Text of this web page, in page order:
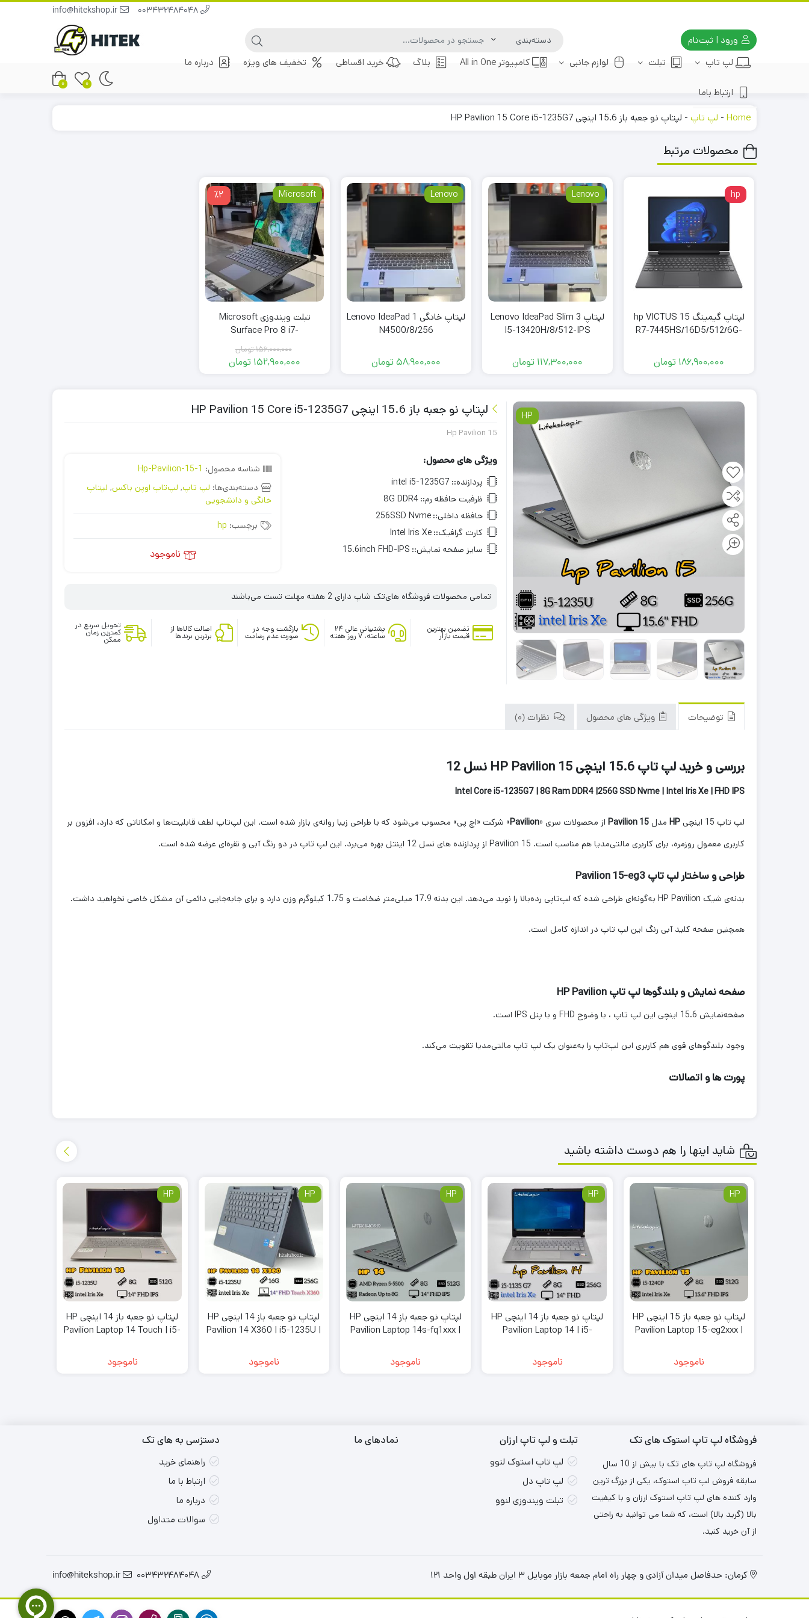
ورود | ثبت‌نام
لپ تاپ
تبلت لوازم جانبی کامپیوتر All in One بلاگ خرید اقساطی تخفیف های ویژه درباره ما
ارتباط باما
0
0
Home
- لپ تاپ - لپتاپ نو جعبه باز 15.6 اینچی HP Pavilion 15 Core i5-1235G7
محصولات مرتبط
hp
لپتاپ گیمینگ hp VICTUS 15
R7-7445HS/16D5/512/6G-
186,900,000 تومان
Lenovo
لپتاپ Lenovo IdeaPad Slim 3
I5-13420H/8/512-IPS
117,300,000 تومان
Lenovo
لپتاپ خانگی Lenovo IdeaPad 1
N4500/8/256
58,900,000تومان
٪2 Microsoft
تبلت ویندوزی Microsoft
Surface Pro 8 i7-
1185/16/256
156,000,000تومان
قیمت
152,900,000 تومان
قیمت
HP لپتاپ نو جعبه باز 15.6 اینچی HP Pavilion 15 Core i5-1235G7
Hp Pavilion 15
ویژگی های محصول:
پردازنده:: intel i5-1235G7
ظرفیت حافظه رم:: 8G DDR4
حافظه داخلی:: 256SSD Nvme
کارت گرافیک:: Intel Iris Xe
سایز صفحه نمایش:: 15.6inch FHD-IPS
شناسه محصول: Hp-Pavilion-15-1
دسته‌بندی‌ها: لپ تاپ, لپ‌تاپ اوپن باکس, لپتاپ
خانگی و دانشجویی
برچسب: hp
ناموجود
تمامی محصولات فروشگاه های‌تک شاپ دارای 2 هفته مهلت تست می‌باشند
تضمین بهترین
قیمت بازار
پشتیبانی عالی ۲۴
ساعته، ۷ روز هفته
بازگشت وجه در
صورت عدم رضایت
اصالت کالاها از
برترین برندها
تحویل سریع در
کمترین زمان
ممکن
توضیحات ویژگی های محصول نظرات (0)
بررسی و خرید لپ تاپ 15.6 اینچی HP Pavilion 15 نسل 12
Intel Core i5-1235G7 | 8G Ram DDR4 |256G SSD Nvme | Intel Iris Xe | FHD IPS
لپ تاپ 15 اینچی HP مدل Pavilion 15 از محصولات سری «Pavilion» شرکت «اچ پی» محسوب می‌شود که با طراحی زیبا روانه‌ی بازار شده است. این لپ‌تاپ لطف قابلیت‌ها و امکاناتی که دارد، افزون بر
کاربری معمول روزمره، برای کاربری مالتی‌مدیا هم مناسب است. Pavilion 15 از پردازنده های نسل 12 اینتل بهره می‌برد. این لپ تاپ در دو رنگ آبی و نقره‌ای عرضه شده است.
طراحی و ساختار لپ تاپ Pavilion 15-eg3
بدنه‌ی شیک HP Pavilion به‌گونه‌ای طراحی شده که لپ‌تاپی رده‌بالا را نوید می‌دهد. این بدنه 17.9 میلی‌متر ضخامت و 1.75 کیلوگرم وزن دارد و برای جابه‌جایی دائمی آن مشکل خاصی نخواهید داشت.
همچنین صفحه کلید آبی رنگ این لپ تاپ در اندازه کامل است.
صفحه نمایش و بلندگوها لپ تاپ HP Pavilion
صفحه‌نمایش 15.6 اینچی این لپ تاپ ، با وضوح FHD و با پنل IPS است.
وجود بلندگوهای قوی هم کاربری این لپ‌تاپ را به‌عنوان یک لپ تاپ مالتی‌مدیا تقویت می‌کند.
پورت ها و اتصالات
شاید اینها را هم دوست داشته باشید
HP
لپتاپ نو جعبه باز 15 اینچی HP
Pavilion Laptop 15-eg2xxx |
Intel Iris Xe | FHD
ناموجود
HP
لپتاپ نو جعبه باز 14 اینچی HP
Pavilion Laptop 14 | i5-
Xe | FHD
ناموجود
HP
لپتاپ نو جعبه باز 14 اینچی HP
Pavilion Laptop 14s-fq1xxx |
Radeon | FHD
ناموجود
HP
لپتاپ نو جعبه باز 14 اینچی HP
Pavilion 14 X360 | i5-1235U |
ناموجود
HP
لپتاپ نو جعبه باز 14 اینچی HP
Pavilion Laptop 14 Touch | i5-
Xe | FHD
ناموجود
فروشگاه لپ تاپ استوک های تک
فروشگاه لپ تاپ های تک با بیش از 10 سال
سابقه فروش لپ تاپ استوک، یکی از بزرگ ترین
وارد کننده های لپ تاپ استوک ارزان و با کیفیت
بالا (گرید بالا) است، که شما می توانید به راحتی
از آن خرید کنید.
تبلت و لپ تاپ ارزان
لپ تاپ استوک لنوو
لپ تاپ دل
تبلت ویندوزی لنوو
نمادهای ما دستزسی به های تک
راهنمای خرید
ارتباط با ما
درباره ما
سوالات متداول
کرمان: حدفاصل میدان آزادی و چهار راه امام جمعه بازار موبایل ۳ ایران طبقه اول واحد ۱۲۱ 003432484048
info@hitekshop.ir